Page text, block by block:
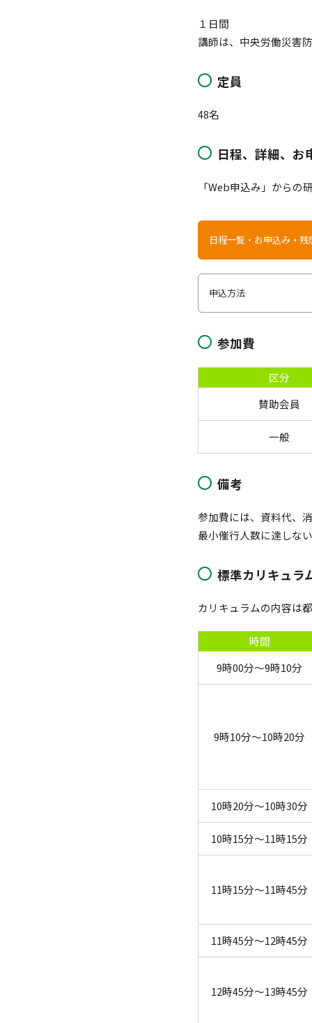
１日間
講師は、中央労働災害
定員
48名
日程、詳細、お
「Web申込み」から
日程一覧・お申込み・残
申込方法
参加費
区分
賛助会員
一般
備考
参加費には、資料代、
最小催行人数に達しな
標準カリキュラ
カリキュラムの内容は
時間
9時00分～9時10分
9時10分～10時20分
10時20分～10時30分
10時15分～11時15分
11時15分～11時45分
11時45分～12時45分
12時45分～13時45分